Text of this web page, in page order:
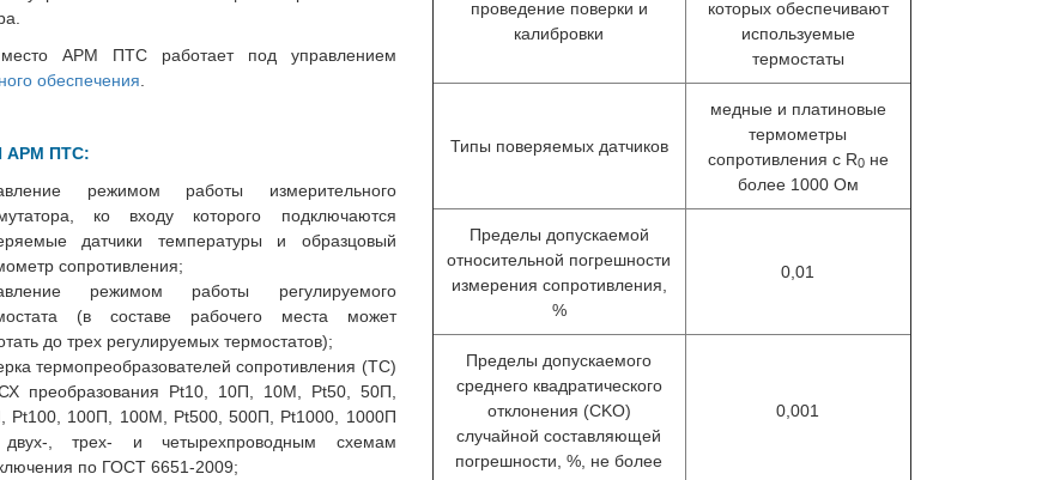
АРМ ПТС работает под управлением
обеспечения
АРМ ПТС:
режимом работы измерительного
ко входу которого подключаются
датчики температуры и образцовый
сопротивления;
режимом работы регулируемого
(в составе рабочего места может
до трех регулируемых термостатов);
термопреобразователей сопротивления (ТС)
преобразования Pt10, 10П, 10М, Pt50, 50П,
Pt100, 100П, 100М, Pt500, 500П, Pt1000, 1000П
, трех- и четырехпроводным схемам
по ГОСТ 6651-2009;
проведение поверки и
калибровки
которых обеспечивают
используемые
термостаты
Типы поверяемых датчиков
медные и платиновые
термометры
сопротивления с R0не
более 1000 Ом
Пределы допускаемой
относительной погрешности
измерения сопротивления,
%
0,01
Пределы допускаемого
среднего квадратического
отклонения (CKO)
случайной составляющей
погрешности, %, не более
0,001